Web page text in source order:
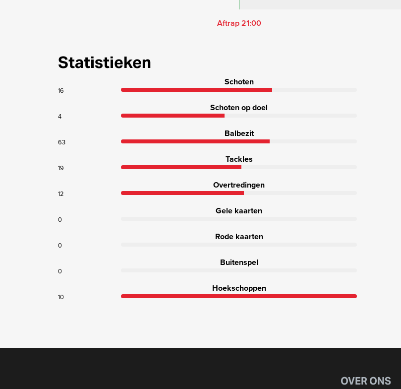
Aftrap 21:00
Statistieken
Schoten
16
Schoten op doel
4
Balbezit
63
Tackles
19
Overtredingen
12
Gele kaarten
0
Rode kaarten
0
Buitenspel
0
Hoekschoppen
10
OVER ONS